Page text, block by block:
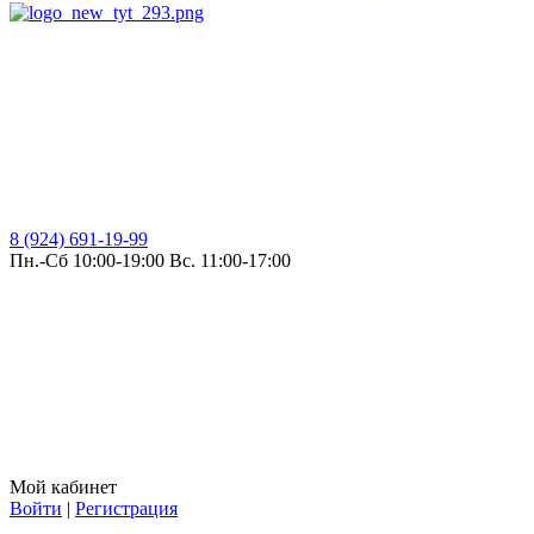
8 (924) 691-19-99
Пн.-Сб 10:00-19:00 Вс. 11:00-17:00
Мой кабинет
Войти | Регистрация